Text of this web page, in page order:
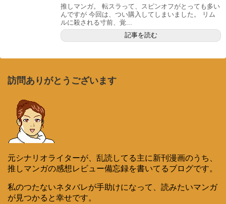
推しマンガ。 転スラって、スピンオフがとっても多い
んですが 今回は、つい購入してしまいました。 リム
ルに殺される寸前、覚...
記事を読む
訪問ありがとうございます
元シナリオライターが、乱読してる主に新刊漫画のうち、
推しマンガの感想レビュー備忘録を書いてるブログです。
私のつたないネタバレが手助けになって、読みたいマンガ
が見つかると幸せです。